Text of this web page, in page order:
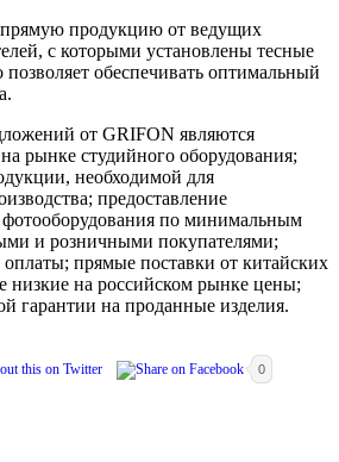
продукцию от ведущих
с которыми установлены тесные
позволяет обеспечивать оптимальный
от GRIFON являются
рынке студийного оборудования;
необходимой для
предоставление
по минимальным
и розничными покупателями;
прямые поставки от китайских
низкие на российском рынке цены;
гарантии на проданные изделия.
0